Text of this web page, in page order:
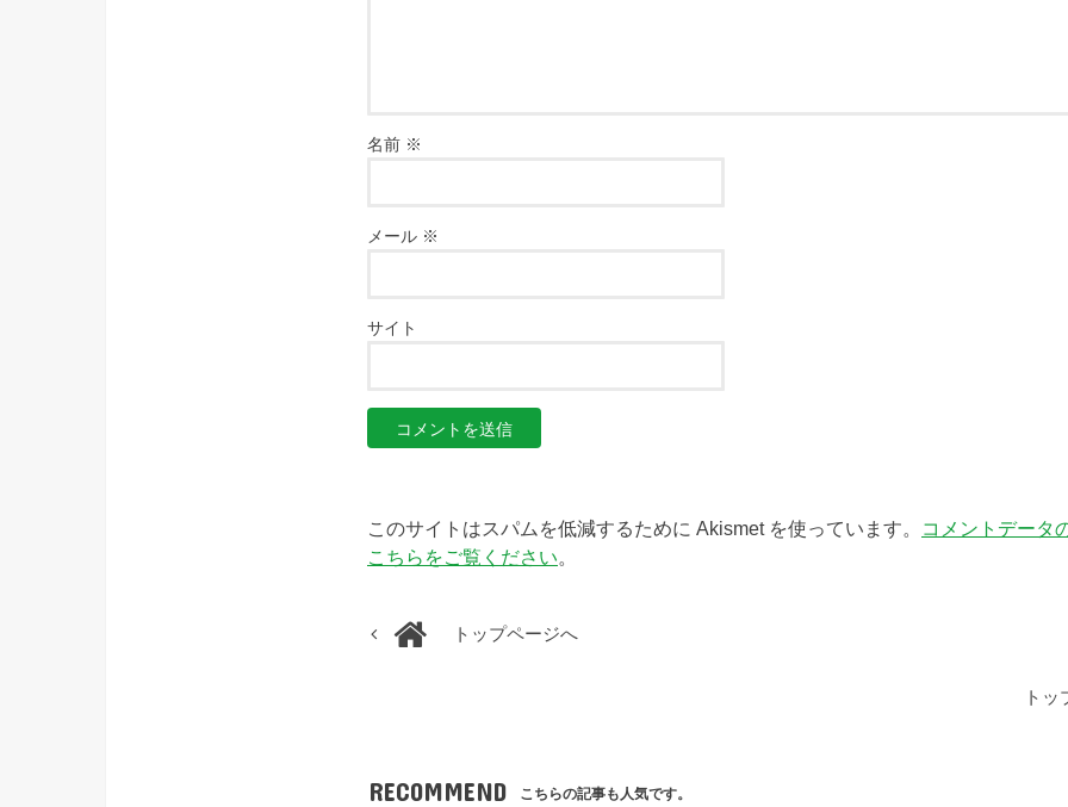
名前 ※
メール ※
サイト
このサイトはスパムを低減するために Akismet を使っています。
コメントデータ
こちらをご覧ください。
トップページへ
ト
RECOMMEND こちらの記事も人気です。